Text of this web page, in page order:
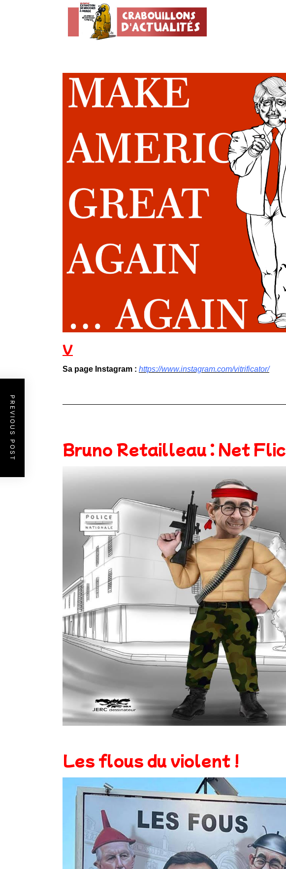
V
Sa page Instagram : https://www.instagram.com/vitrificator/
Bruno Retailleau : Net Flic
Les flous du violent !
PREVIOUS POST